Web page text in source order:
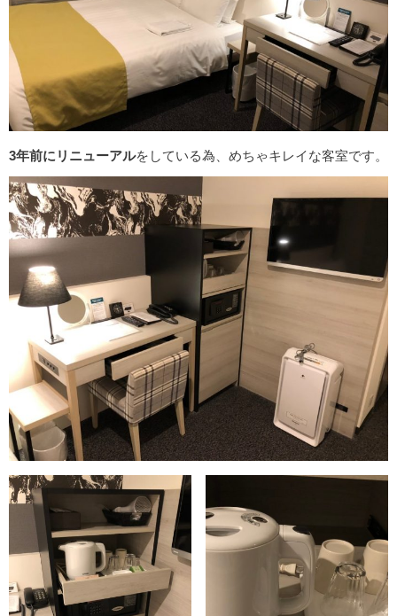
3年前にリニューアルをしている為、めちゃキレイな客室です。